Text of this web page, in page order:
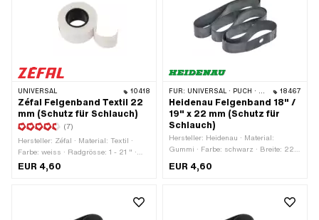
UNIVERSAL 10418
Zéfal Felgenband Textil 22
mm (Schutz für Schlauch)
(7)
Hersteller: Zéfal · Material: Textil ·
Farbe: weiss · Radgrösse: 1 - 21 " ·
Gesamtlänge: 1500 mm · Breite: 22
EUR 4,60
FÜR: UNIVERSAL · PUCH · SACHS 18467
Heidenau Felgenband 18" /
19" x 22 mm (Schutz für
Schlauch)
Hersteller: Heidenau · Material:
Gummi · Farbe: schwarz · Breite: 22
Radgrösse: 18 - 19 "
EUR 4,60